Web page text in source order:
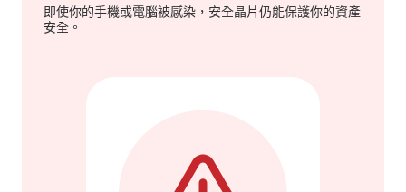
即使你的手機或電腦被感染，安全晶片仍能保護你的資產
安全。